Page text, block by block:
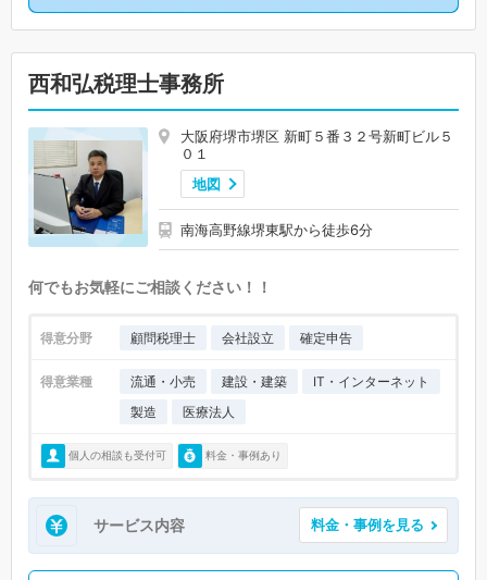
西和弘税理士事務所
大阪府堺市堺区 新町５番３２号新町ビル５
０１
地図
南海高野線堺東駅から徒歩6分
何でもお気軽にご相談ください！！
得意分野 顧問税理士 会社設立 確定申告
得意業種 流通・小売 建設・建築
IT・インターネット
製造
医療法人
個人の相談も受付可 料金・事例あり
サービス内容 料金・事例を見る